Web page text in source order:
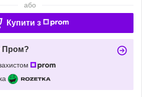
або
Купити з
Пром?